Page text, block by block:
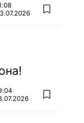
add
add